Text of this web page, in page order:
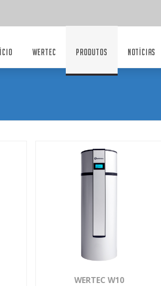
WERTEC PRODUTOS NOTÍCIAS
WERTEC W10